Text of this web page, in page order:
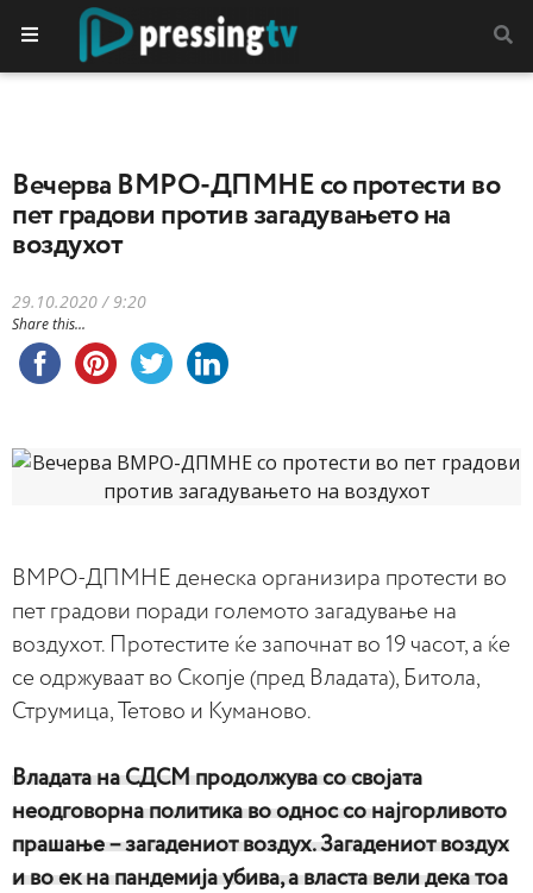
Вечерва ВМРО-ДПМНЕ со протести во
пет градови против загадувањето на
воздухот
29.10.2020 / 9:20
Share this...
ВМРО-ДПМНЕ денеска организира протести во
пет градови поради големото загадување на
воздухот. Протестите ќе започнат во 19 часот, а ќе
се одржуваат во Скопје (пред Владата), Битола,
Струмица, Тетово и Куманово.
Владата на СДСМ продолжува со својата
неодговорна политика во однос со најгорливото
прашање – загадениот воздух. Загадениот воздух
и во ек на пандемија убива, а власта вели дека тоа